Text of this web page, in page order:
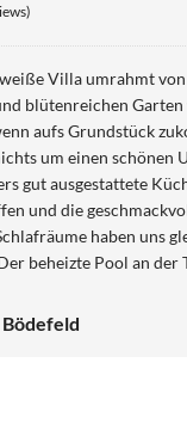
Villa umrahmt
blütenreichen
aufs Grundstück
um einen schönen
gut ausgestattete
und die
haben uns
beheizte Pool an der
hat man einen